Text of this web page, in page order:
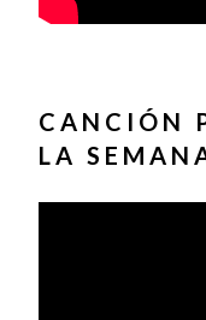
CANCIÓN
LA